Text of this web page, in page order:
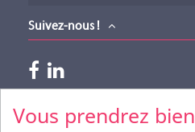
Vous prendrez bien
Suivez-nous !
Paiements acceptés